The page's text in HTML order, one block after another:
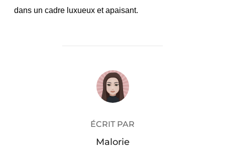
dans un cadre luxueux et apaisant.
AUTEUR DE LA PUBLICATION
ÉCRIT PAR
Malorie